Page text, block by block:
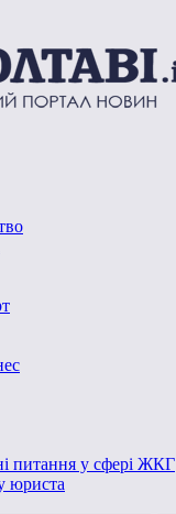
питання у сфері ЖКГ
юриста